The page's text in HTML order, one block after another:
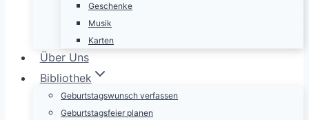
Geschenke
Musik
Karten
Über Uns
Bibliothek
Geburtstagswunsch verfassen
Geburtstagsfeier planen